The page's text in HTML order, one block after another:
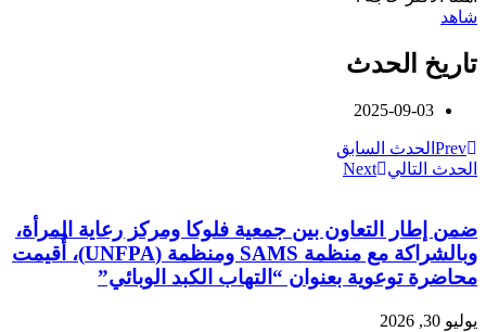
شاهد
تاريخ الحدث
2025-09-03
Prev الحدث السابق
الحدث التالي
Next
ضمن إطار التعاون بين جمعية فلوكا ومركز رعاية المرأة،
وبالشراكة مع منظمة SAMS ومنظمة (UNFPA)، أُقيمت
محاضرة توعوية بعنوان “التهاب الكبد الوبائي”
يوليو 30, 2026